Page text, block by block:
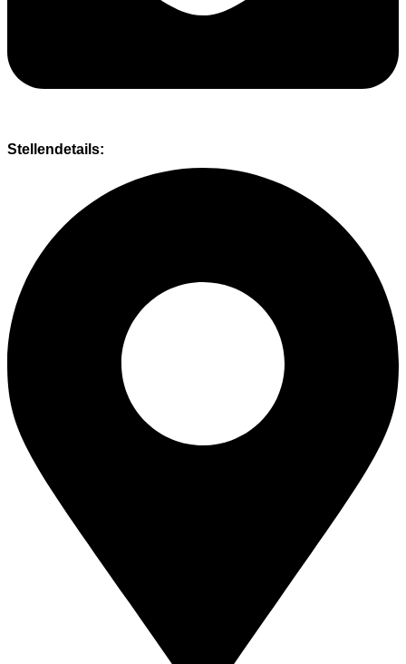
Stellendetails: